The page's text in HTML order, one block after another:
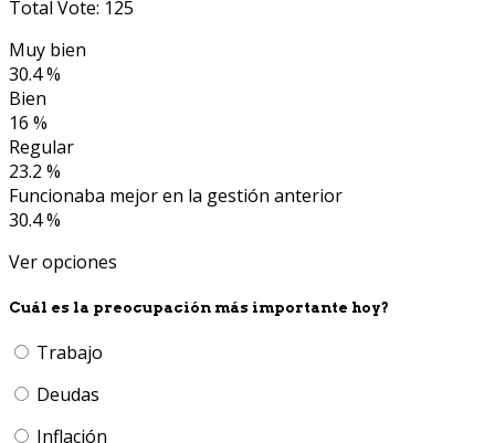
Total Vote: 125
Muy bien
30.4 %
Bien
16 %
Regular
23.2 %
Funcionaba mejor en la gestión anterior
30.4 %
Ver opciones
Cuál es la preocupación más importante hoy?
Trabajo
Deudas
Inflación